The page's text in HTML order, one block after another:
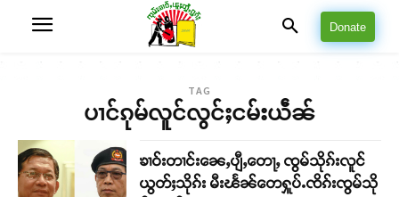
Donate
TAG
ပၢင်ၵုမ်လူင်လွင်ႈငမ်းယဵၼ်
ၶၢဝ်းတၢင်းၼေႇပျီႇတေႃႇ ၸွမ်သိုၵ်းလူင်
ယွတ်ႈသိုၵ်း မီးၽႅၼ်တေႁူပ်ႉၸိၵ်းၸွမ်သို